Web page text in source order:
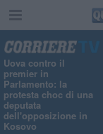
Uova contro il
premier in
Parlamento: la
protesta choc di una
deputata
dell'opposizione in
Kosovo